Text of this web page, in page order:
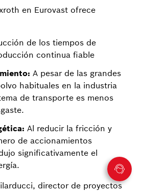
en Eurovast ofrece
de los tiempos de
continua fiable
A pesar de las grandes
habituales en la industria
de transporte es menos
Al reducir la fricción y
de accionamientos
significativamente el
director de proyectos